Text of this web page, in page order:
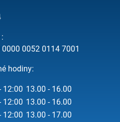
0000 0052 0114 7001
hodiny:
12:00 13.00 - 16.00
12:00 13.00 - 16.00
12:00 13.00 - 17.00